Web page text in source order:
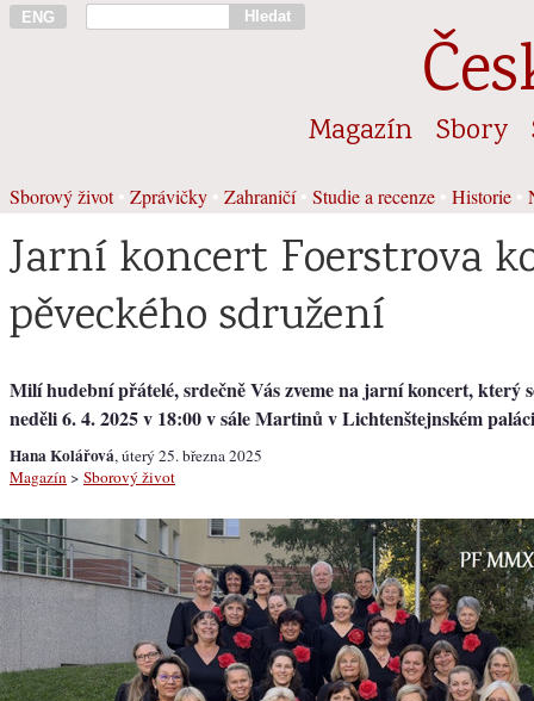
ENG Hledat
Magazín Sbory
Sborový život• Zprávičky Zahraničí• Studie a recenze Historie
Jarní koncert Foerstrova
pěveckého sdružení
Milí hudební přátelé, srdečně Vás zveme na jarní koncert, který
neděli 6. 4. 2025 v 18:00 v sále Martinů v Lichtenštejnském
Hana Kolářová, úterý 25. března 2025
Magazín > Sborový život